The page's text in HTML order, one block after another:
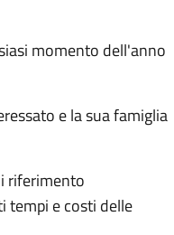
momento dell'anno
e la sua famiglia
riferimento
tempi e costi delle